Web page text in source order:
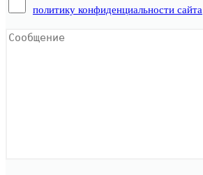
политику конфиденциальности сайта